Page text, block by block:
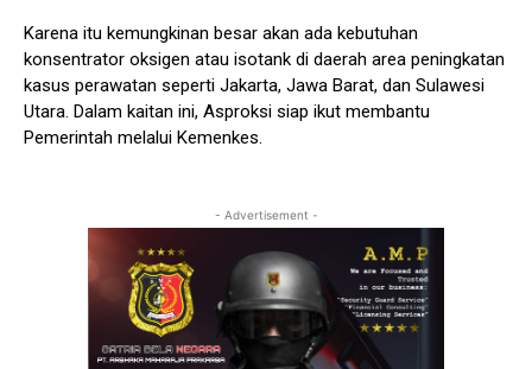
Karena itu kemungkinan besar akan ada kebutuhan
konsentrator oksigen atau isotank di daerah area peningkatan
kasus perawatan seperti Jakarta, Jawa Barat, dan Sulawesi
Utara. Dalam kaitan ini, Asproksi siap ikut membantu
Pemerintah melalui Kemenkes.
- Advertisement -